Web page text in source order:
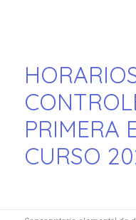
PRIMERA
CURSO